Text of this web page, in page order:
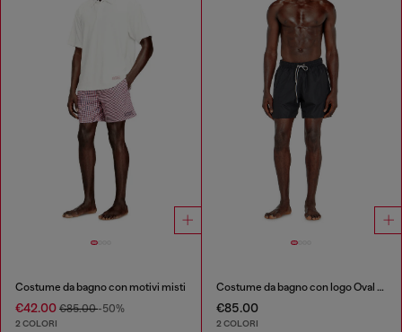
Costume da bagno con motivi misti
€42.00 €85.00-50%
2 COLORI
Costume da bagno con logo Oval D metallizzato
€85.00
2 COLORI